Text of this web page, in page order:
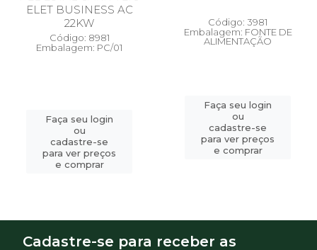
ELET BUSINESS AC
22KW
Código: 8981
Embalagem: PC/01
Faça seu login
ou
cadastre-se
para ver preços
e comprar
Código: 3981
Embalagem: FONTE DE
ALIMENTAÇÃO
Faça seu login
ou
cadastre-se
para ver preços
e comprar
Cadastre-se para receber as